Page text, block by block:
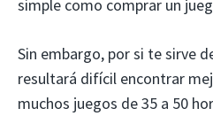
simple como comprar un
Sin embargo, por si te sirve
resultará difícil encontrar
muchos juegos de 35 a 50